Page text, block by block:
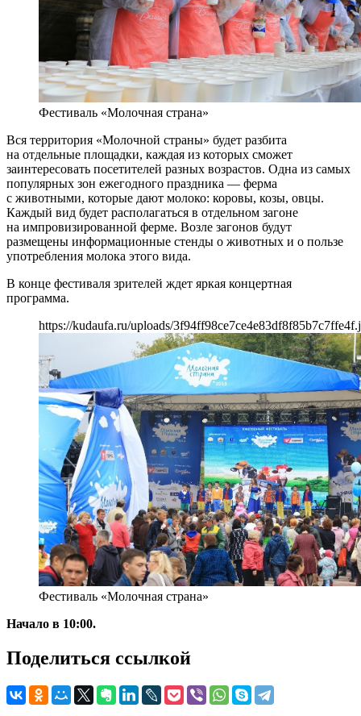
Фестиваль «Молочная страна»
Вся территория «Молочной страны» будет разбита
на отдельные площадки, каждая из которых сможет
заинтересовать посетителей разных возрастов. Одна из самых
популярных зон ежегодного праздника — ферма
с животными, которые дают молоко: коровы, козы, овцы.
Каждый вид будет располагаться в отдельном загоне
на импровизированной ферме. Возле загонов будут
размещены информационные стенды о животных и о пользе
употребления молока этого вида.
В конце фестиваля зрителей ждет яркая концертная
программа.
https://kudaufa.ru/uploads/
Фестиваль «Молочная страна»
Начало в 10:00.
Поделиться ссылкой